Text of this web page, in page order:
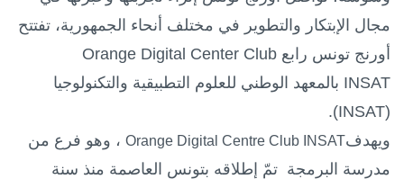
مجال الإبتكار والتطوير في مختلف أنحاء الجمهورية، تفتتح
أورنج تونس رابع Orange Digital Center Club
INSAT بالمعهد الوطني للعلوم التطبيقية والتكنولوجيا
(
INSAT
).
ويهدفOrange Digital Centre Club INSAT ، وهو فرع من
مدرسة البرمجة تمّ إطلاقه بتونس العاصمة منذ سنة